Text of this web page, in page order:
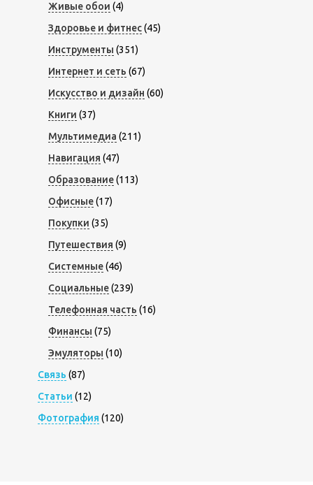
Живые обои (4)
Здоровье и фитнес(45)
Инструменты (351)
Интернет и сеть (67)
Искусство и дизайн (60)
Книги (37)
Мультимедиа (211)
Навигация (47)
Образование(113)
Офисные(17)
Покупки (35)
Путешествия (9)
Системные(46)
Социальные(239)
Телефонная часть (16)
Финансы (75)
Эмуляторы (10)
Связь (87)
Статьи (12)
Фотография (120)